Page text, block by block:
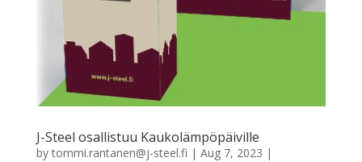
J-Steel osallistuu Kaukolämpöpäiville
bytommi.rantanen@j-steel.fi | Aug 7, 2023 |